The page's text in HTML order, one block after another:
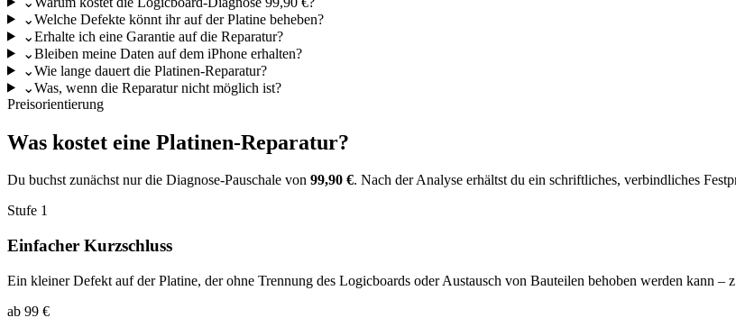
⌄Welche Defekte könnt ihr auf der Platine beheben?
⌄Erhalte ich eine Garantie auf die Reparatur?
⌄Bleiben meine Daten auf dem iPhone erhalten?
⌄Wie lange dauert die Platinen-Reparatur?
⌄Was, wenn die Reparatur nicht möglich ist?
Preisorientierung
Was kostet eine Platinen-Reparatur?
Du buchst zunächst nur die Diagnose-Pauschale von 99,90 €. Nach der Analyse erhältst du ein schriftliches, verbindliches
Stufe 1
Einfacher Kurzschluss
Ein kleiner Defekt auf der Platine, der ohne Trennung des Logicboards oder Austausch von Bauteilen behoben werden kann
ab 99 €